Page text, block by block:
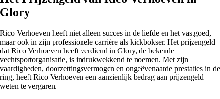
Glory
Rico Verhoeven heeft niet alleen succes in de liefde en het vastgoed,
maar ook in zijn professionele carrière als kickbokser. Het prijzengeld
dat Rico Verhoeven heeft verdiend in Glory, de bekende
vechtsportorganisatie, is indrukwekkend te noemen. Met zijn
vaardigheden, doorzettingsvermogen en ongeëvenaarde prestaties in de
ring, heeft Rico Verhoeven een aanzienlijk bedrag aan prijzengeld
weten te vergaren.